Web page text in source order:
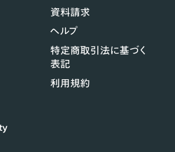
資料請求
ヘルプ
特定商取引法に基づく
表記
利用規約